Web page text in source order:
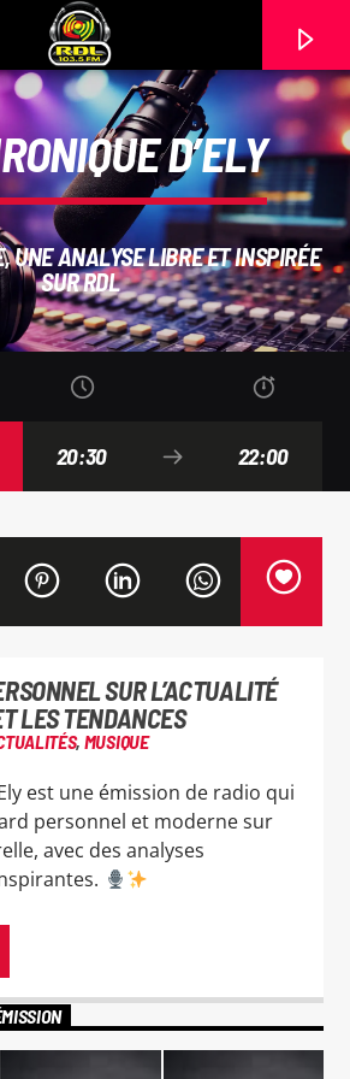
D’ELY
UNE ANALYSE LIBRE ET INSPIRÉE
SUR RDL
20:30 22:00
SUR L’ACTUALITÉ
LES TENDANCES
, MUSIQUE
est une émission de radio qui
personnel et moderne sur
avec des analyses
du moment. À travers
Ely partage ses réflexions,
et ses analyses avec une
ton.